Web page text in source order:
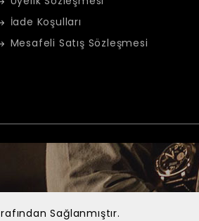
İade Koşulları
Mesafeli Satış Sözleşmesi
Sağlanmıştır.